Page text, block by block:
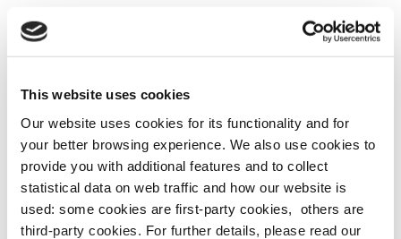
This website uses cookies
Our website uses cookies for its functionality and for
your better browsing experience. We also use cookies to
provide you with additional features and to collect
statistical data on web traffic and how our website is
used: some cookies are first-party cookies, others are
third-party cookies. For further details, please read our
Barilla ha raccontato la sua esperienza con Lifeed
attraverso la testimonianza diValeria Icardi,
Customer Team Director & D&I ERG Balance
Italy Leader di Barilla . Ecco il video: